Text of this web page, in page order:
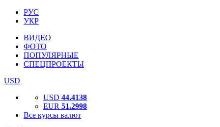
РУС
УКР
ВИДЕО
ФОТО
ПОПУЛЯРНЫЕ
СПЕЦПРОЕКТЫ
USD
USD 44.4138
EUR 51.2998
Все курсы валют